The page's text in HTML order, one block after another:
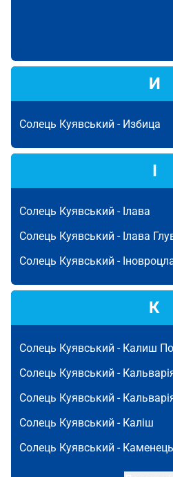
И
Солець Куявський - Избица
І
Солець Куявський - Ілава
Солець Куявський - Ілава
Солець Куявський -
К
Солець Куявський - Калиш
Солець Куявський -
Солець Куявський -
Солець Куявський - Каліш
Солець Куявський -